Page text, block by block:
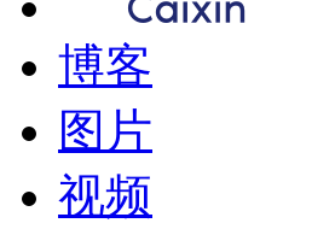
博客
图片
视频